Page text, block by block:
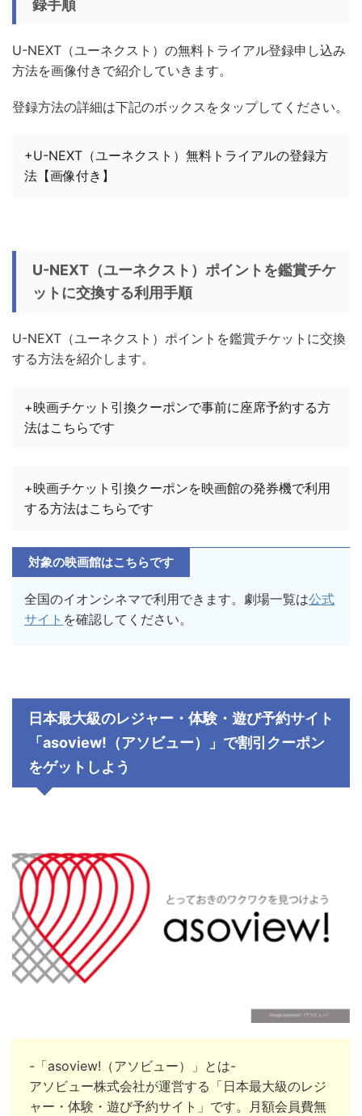
録手順
U-NEXT（ユーネクスト）の無料トライアル登録申し込み
方法を画像付きで紹介していきます。
登録方法の詳細は下記のボックスをタップしてください。
+U-NEXT（ユーネクスト）無料トライアルの登録方
法【画像付き】
U-NEXT（ユーネクスト）ポイントを鑑賞チケ
ットに交換する利用手順
U-NEXT（ユーネクスト）ポイントを鑑賞チケットに交換
する方法を紹介します。
+映画チケット引換クーポンで事前に座席予約する方
法はこちらです
+映画チケット引換クーポンを映画館の発券機で利用
する方法はこちらです
対象の映画館はこちらです
全国のイオンシネマで利用できます。劇場一覧は公式
サイト を確認してください。
日本最大級のレジャー・体験・遊び予約サイト
「asoview! （アソビュー）」で割引クーポン
をゲットしよう
-「asoview!（アソビュー）」とは-
アソビュー株式会社が運営する「日本最大級のレジ
ャー・体験・遊び予約サイト」です。月額会員費無